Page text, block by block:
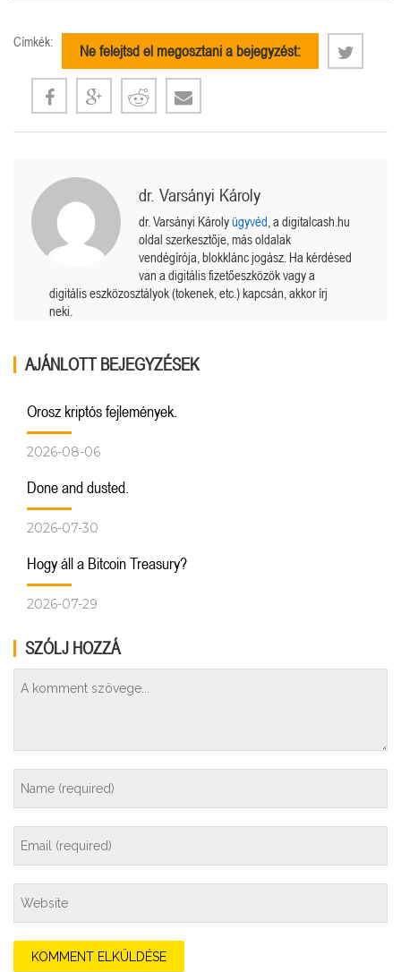
Címkék:
Ne felejtsd el megosztani a bejegyzést:
dr. Varsányi Károly
dr. Varsányi Károlyügyvéd , a digitalcash.hu
oldal szerkesztője, más oldalak
vendégírója, blokklánc jogász. Ha kérdésed
van a digitális fizetőeszközök vagy a
digitális eszközosztályok (tokenek, etc.) kapcsán, akkor írj
neki.
AJÁNLOTT BEJEGYZÉSEK
Orosz kriptós fejlemények.
2026-08-06
Done and dusted.
2026-07-30
Hogy áll a Bitcoin Treasury?
2026-07-29
SZÓLJ HOZZÁ